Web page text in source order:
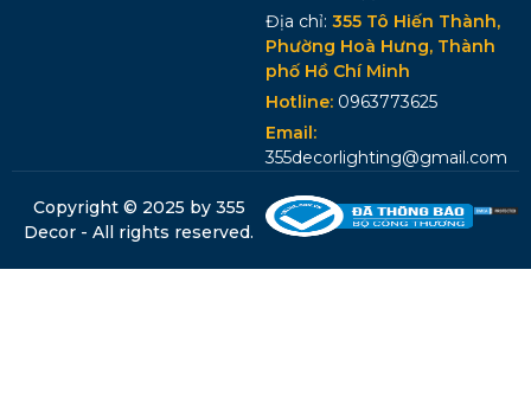
Địa chỉ: 355 Tô Hiến Thành,
Phường Hoà Hưng, Thành
phố Hồ Chí Minh
Hotline: 0963773625
Email:
355decorlighting@gmail.com
Copyright © 2025 by 355
Decor - All rights reserved.